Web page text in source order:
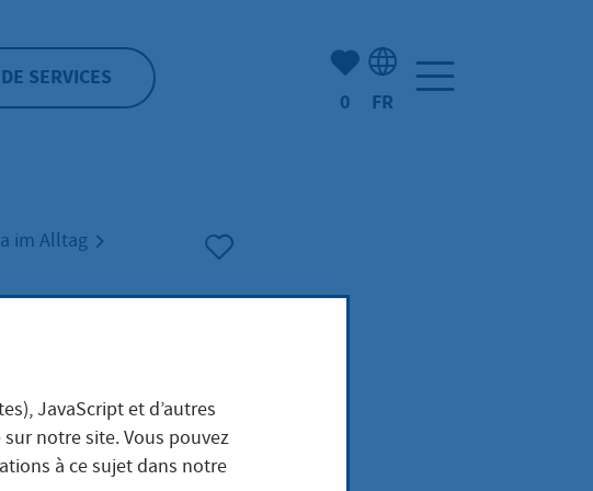
SERVICES
Nombre d'éléments mis en
0 FR
im Alltag
JavaScript et d’autres
notre site. Vous pouvez
à ce sujet dans notre